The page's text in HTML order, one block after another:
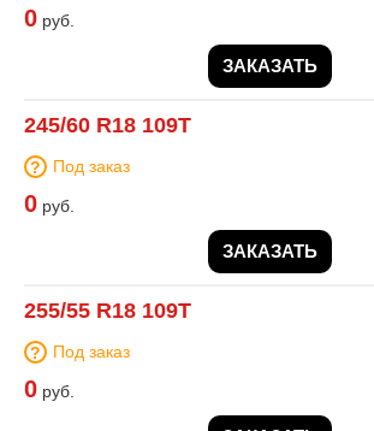
0 руб.
ЗАКАЗАТЬ
245/60 R18 109T
Под заказ
0 руб.
ЗАКАЗАТЬ
255/55 R18 109T
Под заказ
0 руб.